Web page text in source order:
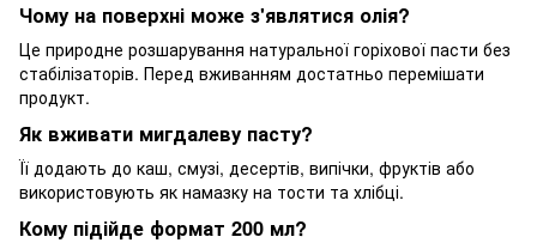
Чому на поверхні може з'являтися олія?
Це природне розшарування натуральної горіхової пасти без
стабілізаторів. Перед вживанням достатньо перемішати
продукт.
Як вживати мигдалеву пасту?
Її додають до каш, смузі, десертів, випічки, фруктів або
використовують як намазку на тости та хлібці.
Кому підійде формат 200 мл?